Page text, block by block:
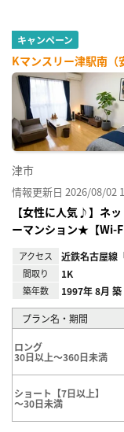
キャンペーン
Kマンスリー津駅南
津市
情報更新日 2026/08/02
【女性に人気♪】ネ
ーマンション★【Wi-
アクセス 近鉄名古屋線
間取り 1K
築年数 1997年 8月 築
プラン名・期間
ロング
30日以上～360日未満
ショート【7日以上】
～30日未満